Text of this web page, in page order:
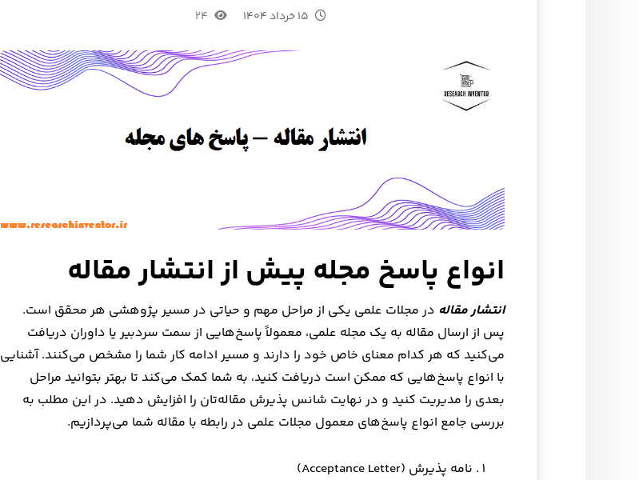
۱۵ خرداد ۱۴۰۴ ۲۴
انواع پاسخ مجله پیش از انتشار مقاله
انتشار مقاله در مجلات علمی یکی از مراحل مهم و حیاتی در مسیر پژوهشی هر محقق است.
پس از ارسال مقاله به یک مجله علمی، معمولاً پاسخ‌هایی از سمت سردبیر یا داوران دریافت
می‌کنید که هر کدام معنای خاص خود را دارند و مسیر ادامه کار شما را مشخص می‌کنند. آشنایی
با انواع پاسخ‌هایی که ممکن است دریافت کنید، به شما کمک می‌کند تا بهتر بتوانید مراحل
بعدی را مدیریت کنید و در نهایت شانس پذیرش مقاله‌تان را افزایش دهید. در این مطلب به
بررسی جامع انواع پاسخ‌های معمول مجلات علمی در رابطه با مقاله شما می‌پردازیم.
نامه پذیرش (Acceptance Letter)